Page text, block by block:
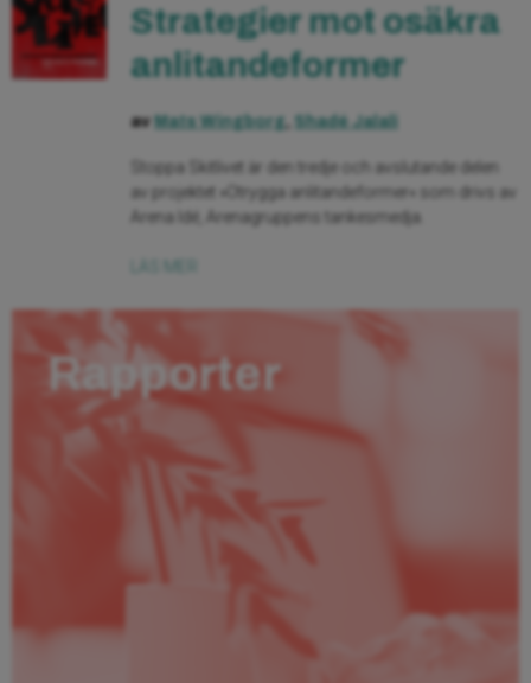
Strategier mot osäkra
anlitandeformer
av Mats Wingborg Shadé Jalali
Stoppa Skitlivet är den tredje och avslutande delen
av projektet »Otrygga anlitandeformer« som drivs av
Arena Idé, Arenagruppens tankesmedja.
Rapporter